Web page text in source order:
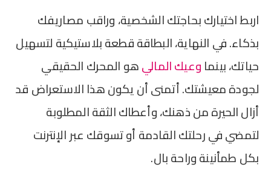
اربط اختيارك بحاجتك الشخصية، وراقب مصاريفك
بذكاء. في النهاية، البطاقة قطعة بلاستيكية لتسهيل
حياتك، بينماوعيك الماليهو المحرك الحقيقي
لجودة معيشتك. أتمنى أن يكون هذا الاستعراض قد
أزال الحيرة من ذهنك، وأعطاك الثقة المطلوبة
لتمضي في رحلتك القادمة أو تسوقك عبر الإنترنت
بكل طمأنينة وراحة بال.